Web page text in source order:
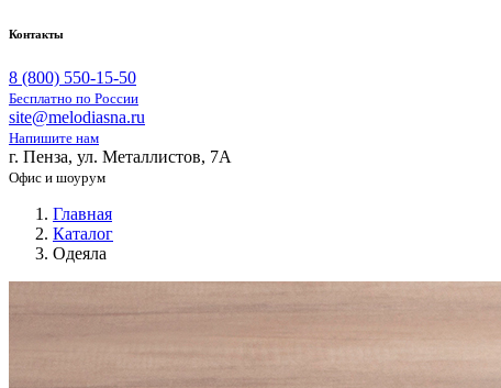
Контакты
8 (800) 550-15-50
Бесплатно по России
site@melodiasna.ru
Напишите нам
г. Пенза, ул. Металлистов, 7А
Офис и шоурум
Главная
Каталог
Одеяла